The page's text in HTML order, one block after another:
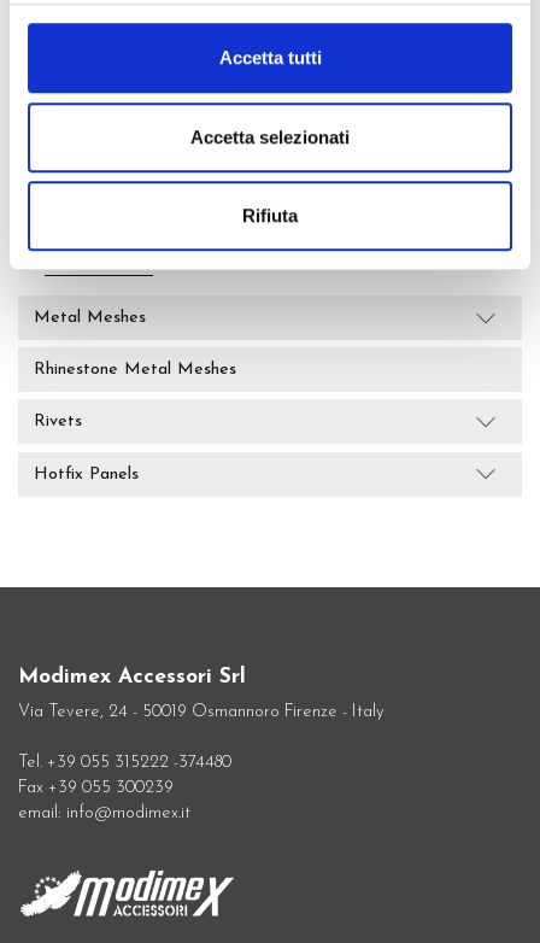
Accetta tutti
Accetta selezionati
Rifiuta
Metal Eyelets
Hotfix Stones
Metal Meshes
Rhinestone Metal Meshes
Rivets
Hotfix Panels
Modimex Accessori Srl
Via Tevere, 24 - 50019 Osmannoro Firenze - Italy
Tel. +39 055 315222 -374480
Fax +39 055 300239
email: info@modimex.it